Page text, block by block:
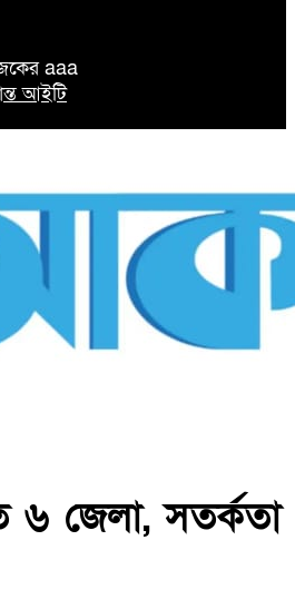
aaa
আইটি
৬ জেলা, সতর্কতা